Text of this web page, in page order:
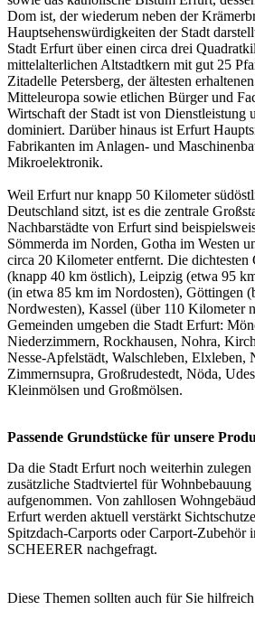
Dom ist, der wiederum neben der
Hauptsehenswürdigkeiten der Stadt
Stadt Erfurt über einen circa drei
mittelalterlichen Altstadtkern mit gut 25
Zitadelle Petersberg, der ältesten
Mitteleuropa sowie etlichen Bürger und
Wirtschaft der Stadt ist von Dienstleistung
dominiert. Darüber hinaus ist Erfurt
Fabrikanten im Anlagen- und
Mikroelektronik.
Weil Erfurt nur knapp 50 Kilometer
Deutschland sitzt, ist es die zentrale
Nachbarstädte von Erfurt sind
Sömmerda im Norden, Gotha im Westen
circa 20 Kilometer entfernt. Die dichtesten
(knapp 40 km östlich), Leipzig (etwa 95
(in etwa 85 km im Nordosten), Göttingen
Nordwesten), Kassel (über 110 Kilometer
Gemeinden umgeben die Stadt Erfurt:
Niederzimmern, Rockhausen, Nohra,
Nesse-Apfelstädt, Walschleben, Elxleben,
Zimmernsupra, Großrudestedt, Nöda,
Kleinmölsen und Großmölsen.
Passende Grundstücke für unsere
Da die Stadt Erfurt noch weiterhin
zusätzliche Stadtviertel für
aufgenommen. Von zahllosen
Erfurt werden aktuell verstärkt
Spitzdach-Carports oder Carport-Zubehör
SCHEERER nachgefragt.
Diese Themen sollten auch für Sie